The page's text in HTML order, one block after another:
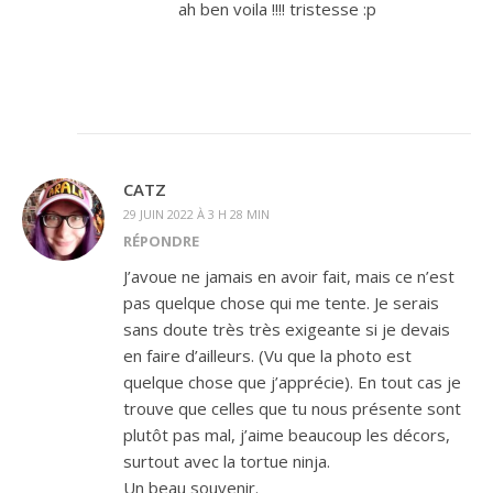
ah ben voila !!!! tristesse :p
CATZ
29 JUIN 2022 À 3 H 28 MIN
RÉPONDRE
J’avoue ne jamais en avoir fait, mais ce n’est
pas quelque chose qui me tente. Je serais
sans doute très très exigeante si je devais
en faire d’ailleurs. (Vu que la photo est
quelque chose que j’apprécie). En tout cas je
trouve que celles que tu nous présente sont
plutôt pas mal, j’aime beaucoup les décors,
surtout avec la tortue ninja.
Un beau souvenir.